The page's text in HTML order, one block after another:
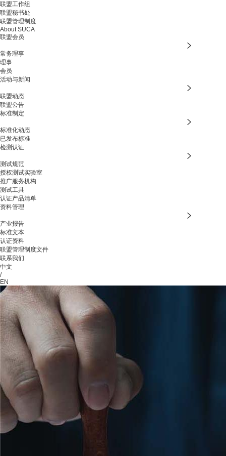
联盟工作组
联盟秘书处
联盟管理制度
About SUCA
联盟会员
常务理事
理事
会员
活动与新闻
联盟动态
联盟公告
标准制定
标准化动态
已发布标准
检测认证
测试规范
授权测试实验室
推广服务机构
测试工具
认证产品清单
资料管理
产业报告
标准文本
认证资料
联盟管理制度文件
联系我们
中文
/
EN